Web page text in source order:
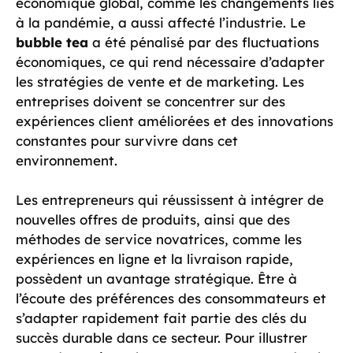
à la pandémie, a aussi affecté l’industrie. Le
bubble tea a été pénalisé par des fluctuations
économiques, ce qui rend nécessaire d’adapter
les stratégies de vente et de marketing. Les
entreprises doivent se concentrer sur des
expériences client améliorées et des innovations
constantes pour survivre dans cet
environnement.
Les entrepreneurs qui réussissent à intégrer de
nouvelles offres de produits, ainsi que des
méthodes de service novatrices, comme les
expériences en ligne et la livraison rapide,
possèdent un avantage stratégique. Être à
l’écoute des préférences des consommateurs et
s’adapter rapidement fait partie des clés du
succès durable dans ce secteur. Pour illustrer